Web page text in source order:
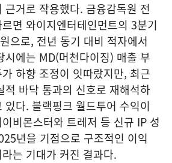
근거로 작용했다. 금융감독원 전
면 와이지엔터테인먼트의 3분기
으로, 전년 동기 대비 적자에서
시에는 MD(머천다이징) 매출 부
하향 조정이 잇따랐지만, 최근
적 바닥 통과의 신호로 재해석하
있다. 블랙핑크 월드투어 수익이
비몬스터와 트레저 등 신규 IP 성
년을 기점으로 구조적인 이익
는 기대가 커진 결과다.